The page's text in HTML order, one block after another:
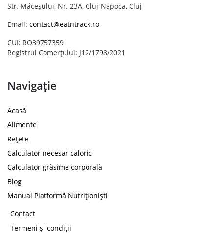
Str. Măceșului, Nr. 23A, Cluj-Napoca, Cluj
Email: contact@eatntrack.ro
CUI: RO39757359
Registrul Comerțului: J12/1798/2021
Navigație
Acasă
Alimente
Rețete
Calculator necesar caloric
Calculator grăsime corporală
Blog
Manual Platformă Nutriționiști
Contact
Termeni și condiții